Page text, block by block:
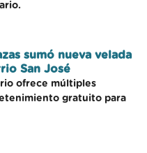
sumó nueva velada
San José
ofrece múltiples
gratuito para